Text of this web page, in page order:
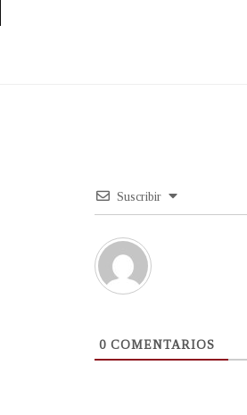
Suscribir
0 COMENTARIOS